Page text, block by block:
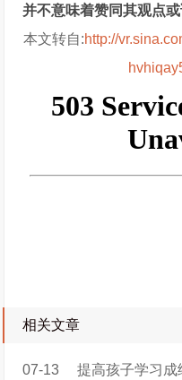
并不意味着赞同其观点或
本文转自:http://
相关文章
07-13 提高孩子学习